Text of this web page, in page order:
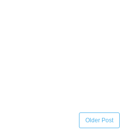
Older Post